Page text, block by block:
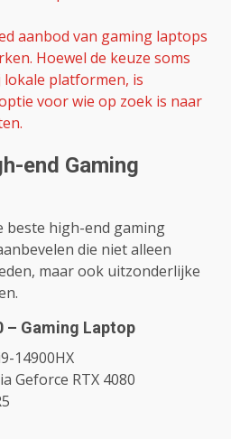
aanbod van gaming laptops
Hoewel de keuze soms
platformen, is
voor wie op zoek is naar
end Gaming
beste high-end gaming
die niet alleen
maar ook uitzonderlijke
– Gaming Laptop
14900HX
Geforce RTX 4080